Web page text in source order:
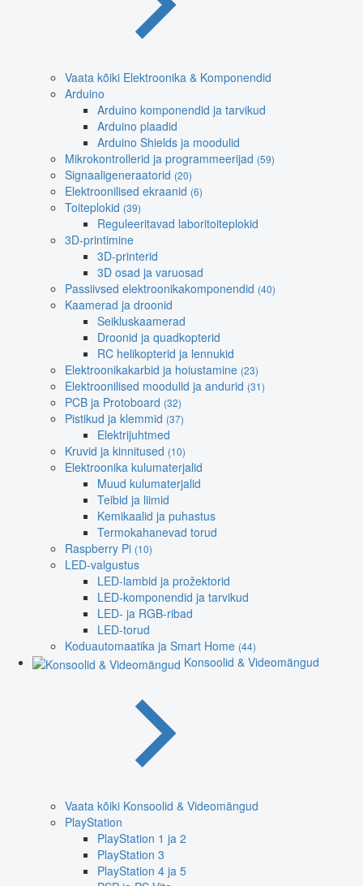
Vaata kõiki Elektroonika & Komponendid
Arduino
Arduino komponendid ja tarvikud
Arduino plaadid
Arduino Shields ja moodulid
Mikrokontrollerid ja programmeerijad (59)
Signaaligeneraatorid (20)
Elektroonilised ekraanid (6)
Toiteplokid (39)
Reguleeritavad laboritoiteplokid
3D-printimine
3D-printerid
3D osad ja varuosad
Passiivsed elektroonikakomponendid (40)
Kaamerad ja droonid
Seikluskaamerad
Droonid ja quadkopterid
RC helikopterid ja lennukid
Elektroonikakarbid ja hoiustamine (23)
Elektroonilised moodulid ja andurid (31)
PCB ja Protoboard (32)
Pistikud ja klemmid (37)
Elektrijuhtmed
Kruvid ja kinnitused (10)
Elektroonika kulumaterjalid
Muud kulumaterjalid
Teibid ja liimid
Kemikaalid ja puhastus
Termokahanevad torud
Raspberry Pi (10)
LED-valgustus
LED-lambid ja prožektorid
LED-komponendid ja tarvikud
LED- ja RGB-ribad
LED-torud
Koduautomaatika ja Smart Home (44)
Konsoolid & Videomängud
Vaata kõiki Konsoolid & Videomängud
PlayStation
PlayStation 1 ja 2
PlayStation 3
PlayStation 4 ja 5